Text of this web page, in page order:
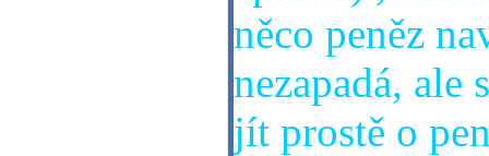
něco peněz
nezapadá, ale
jít prostě o